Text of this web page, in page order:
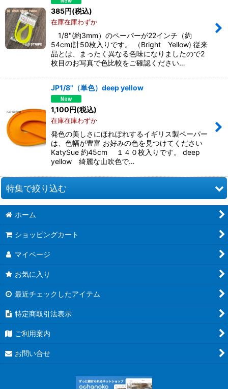
385円(税込)
在庫在庫わずか
1/8"(約3mm）のペーパーが22インチ（約
54cm)計50枚入りです。 （Bright Yellow) 従来
品とは、まったく異なる色味になりましたので2
枚目のお写真で色比較をご確認ください…
JP1/8"（単色）deep yellow
1,100円(税込)
在庫在庫わずか
発色の美しさにほれぼれするイギリス製ペーパー
は、色幅が豊富 お好みの色を見つけてください
KatySue 約45cm １４０枚入りです。 deep
yellow 綺麗な山吹色で…
特集で絞り込む
お道具類
クイリングキット
ペーパー類
クイリング本
●ウエディング●
★クリスマス特集★
ホーム
ショッピングカート
マイページ
お気に入り
最近チェックしたアイテム
特定商取引法表示
ご利用案内
お問い合せ